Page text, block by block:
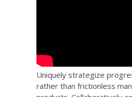
Uniquely strategize
rather than frictionless